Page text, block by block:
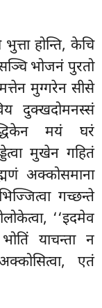
होन्ति, केचि
भोजनं पुरतो
मुग्गरेन सीसे
दुक्खदोमनस्सं
मयं घरं
मुखेन गहितं
अक्कोसमाना
गच्छन्ते
‘‘इदमेव
याचन्ता न
अक्कोसित्वा, एतं